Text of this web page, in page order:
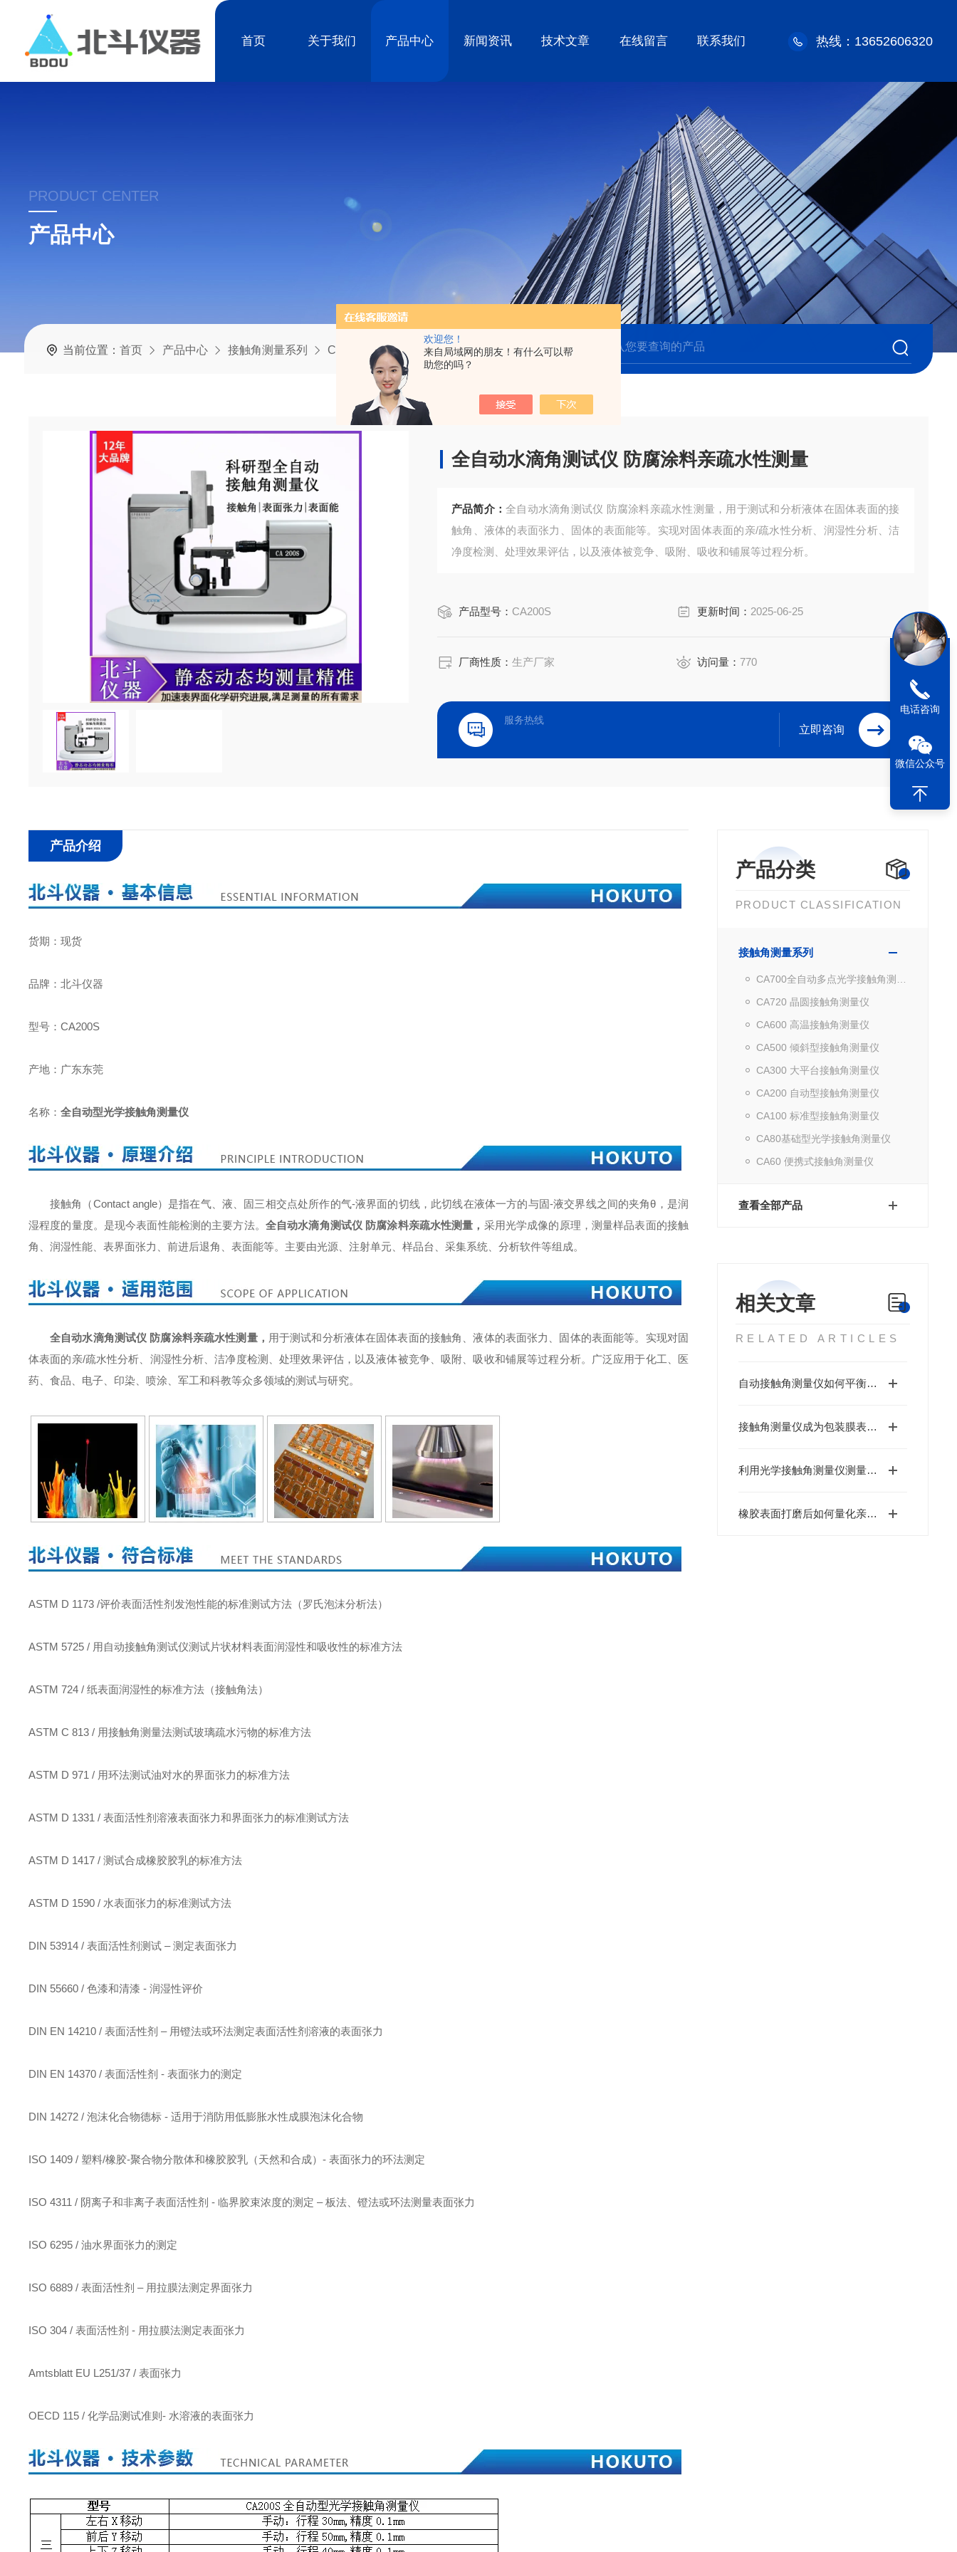
欢迎您！
来自局域网的朋友！有什么可以帮
助您的吗？
首页 关于我们 产品中心 新闻资讯 技术文章 在线留言 联系我们 热线：13652606320
PRODUCT CENTER
产品中心
当前位置： 首页 产品中心 接触角测量系列 CA200 自动型接触角测量仪 CA200S全自动水滴角测试仪 防腐涂料亲疏水性测量
全自动水滴角测试仪 防腐涂料亲疏水性测量
产品简介：全自动水滴角测试仪 防腐涂料亲疏水性测量，用于测试和分析液体在固体表面的接
触角、液体的表面张力、固体的表面能等。实现对固体表面的亲/疏水性分析、润湿性分析、洁
净度检测、处理效果评估，以及液体被竞争、吸附、吸收和铺展等过程分析。
产品型号： CA200S 更新时间： 2025-06-25
厂商性质：生产厂家 访问量： 770
服务热线
立即咨询
产品分类
PRODUCT CLASSIFICATION
接触角测量系列
CA720 晶圆接触角测量仪
CA600 高温接触角测量仪
CA500 倾斜型接触角测量仪
CA300 大平台接触角测量仪
CA200 自动型接触角测量仪
CA100 标准型接触角测量仪
CA80基础型光学接触角测量仪
CA60 便携式接触角测量仪
查看全部产品
相关文章
RELATED ARTICLES
自动接触角测量仪如何平衡测试速度与精度以提升质检效率
接触角测量仪成为包装膜表面性能优化的关键利器
利用光学接触角测量仪测量动态接触角的方法有哪些?
橡胶表面打磨后如何量化亲水性？广东北斗仪器CA500提供无损检测方案
产品介绍
货期：现货
品牌：北斗仪器
型号：CA200S
产地：广东东莞
名称： 全自动型光学接触角测量仪
接触角（Contact angle）是指在气、液、固三相交点处所作的气-液界面的切线，此切线在液体一方的与固-液交界线之间的夹角θ，是润
湿程度的量度。是现今表面性能检测的主要方法。 全自动水滴角测试仪 防腐涂料亲疏水性测量 ， 采用光学成像的原理，测量样品表面的接触
角、润湿性能、表界面张力、前进后退角、表面能等。主要由光源、注射单元、样品台、采集系统、分析软件等组成。
全自动水滴角测试仪 防腐涂料亲疏水性测量， 用于测试和分析液体在固体表面的接触角、液体的表面张力、固体的表面能等。实现对固
体表面的亲/疏水性分析、润湿性分析、洁净度检测、处理效果评估，以及液体被竞争、吸附、吸收和铺展等过程分析。广泛应用于化工、医
药、食品、电子、印染、喷涂、军工和科教等众多领域的测试与研究。
ASTM D 1173 /评价表面活性剂发泡性能的标准测试方法（罗氏泡沫分析法）
ASTM 5725 / 用自动接触角测试仪测试片状材料表面润湿性和吸收性的标准方法
ASTM 724 / 纸表面润湿性的标准方法（接触角法）
ASTM C 813 / 用接触角测量法测试玻璃疏水污物的标准方法
ASTM D 971 / 用环法测试油对水的界面张力的标准方法
ASTM D 1331 / 表面活性剂溶液表面张力和界面张力的标准测试方法
ASTM D 1417 / 测试合成橡胶胶乳的标准方法
ASTM D 1590 / 水表面张力的标准测试方法
DIN 53914 / 表面活性剂测试 – 测定表面张力
DIN 55660 / 色漆和清漆 - 润湿性评价
DIN EN 14210 / 表面活性剂 – 用镫法或环法测定表面活性剂溶液的表面张力
DIN EN 14370 / 表面活性剂 - 表面张力的测定
DIN 14272 / 泡沫化合物德标 - 适用于消防用低膨胀水性成膜泡沫化合物
ISO 1409 / 塑料/橡胶-聚合物分散体和橡胶胶乳（天然和合成）- 表面张力的环法测定
ISO 4311 / 阴离子和非离子表面活性剂 - 临界胶束浓度的测定 – 板法、镫法或环法测量表面张力
ISO 6295 / 油水界面张力的测定
ISO 6889 / 表面活性剂 – 用拉膜法测定界面张力
ISO 304 / 表面活性剂 - 用拉膜法测定表面张力
Amtsblatt EU L251/37 / 表面张力
OECD 115 / 化学品测试准则- 水溶液的表面张力
电话咨询
微信公众号